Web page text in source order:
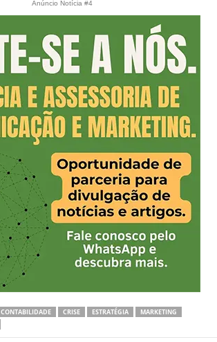
Anúncio Notícia #4
CONTABILIDADE CRISE ESTRATÉGIA
MARKETING